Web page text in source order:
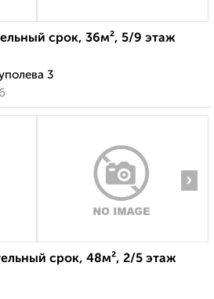
срок, 36м², 5/9 этаж
3
›
срок, 48м², 2/5 этаж